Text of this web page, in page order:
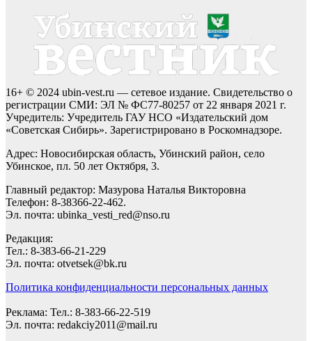
16+ © 2024 ubin-vest.ru — сетевое издание. Свидетельство о
регистрации СМИ: ЭЛ № ФС77-80257 от 22 января 2021 г.
Учредитель: Учредитель ГАУ НСО «Издательский дом
«Советская Сибирь». Зарегистрировано в Роскомнадзоре.
Адрес: Новосибирская область, Убинский район, село
Убинское, пл. 50 лет Октября, 3.
Главный редактор: Мазурова Наталья Викторовна
Телефон: 8-38366-22-462.
Эл. почта: ubinka_vesti_red@nso.ru
Редакция:
Тел.: 8-383-66-21-229
Эл. почта: otvetsek@bk.ru
Политика конфиденциальности персональных данных
Реклама: Тел.: 8-383-66-22-519
Эл. почта: redakciy2011@mail.ru